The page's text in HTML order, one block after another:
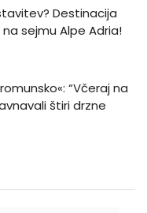
Destinacija
sejmu Alpe Adria!
“Včeraj na
štiri drzne